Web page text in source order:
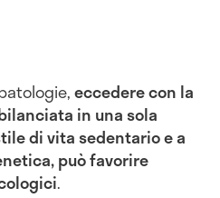
eccedere con la
in una sola
di vita sedentario e a
può favorire
.